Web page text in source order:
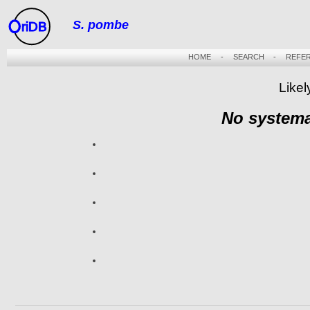
riDB S. pombe
HOME- SEARCH -
No